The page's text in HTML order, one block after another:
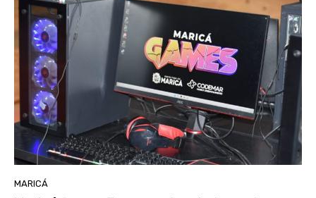
MARICÁ